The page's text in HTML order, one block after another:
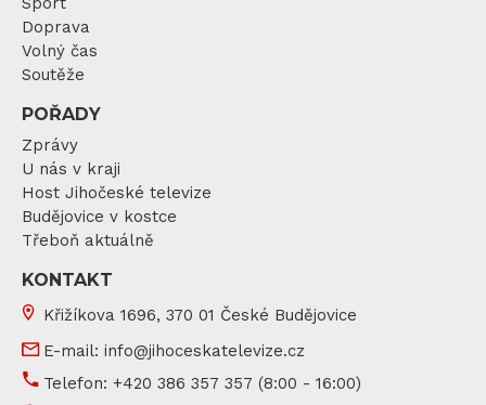
Doprava
Volný čas
Soutěže
POŘADY
Zprávy
U nás v kraji
Host Jihočeské televize
Budějovice v kostce
Třeboň aktuálně
KONTAKT
Křižíkova 1696, 370 01 České Budějovice
E-mail: info@jihoceskatelevize.cz
Telefon: +420 386 357 357 (8:00 - 16:00)